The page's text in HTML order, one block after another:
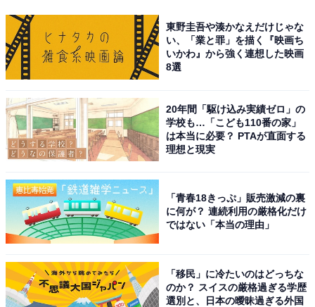
「どんな状況下でもキャラを崩さない安心感（30代・女
性）」
す（30代・女性）」
「ネタが面白いだけでなく見ててほっこりする人たちで
「今までの芸人さんにはない、のんびりゆったりな空気
感のホッコリする人柄が大好き（40代・女性）」
ネタやものまねの面白さだけでなく、姉・渡辺江里子さ
東野圭吾や湊かなえだけじゃな
い、「業と罪」を描く『映画ち
いかわ』から強く連想した映画
8選
20年間「駆け込み実績ゼロ」の
学校も…「こども110番の家」
は本当に必要？ PTAが直面する
理想と現実
「青春18きっぷ」販売激減の裏
に何が？ 連続利用の厳格化だけ
ではない「本当の理由」
「移民」に冷たいのはどっちな
のか？ スイスの厳格過ぎる学歴
選別と、日本の曖昧過ぎる外国